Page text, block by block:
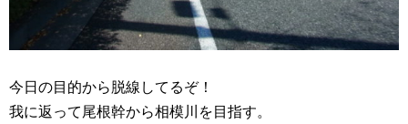
今日の目的から脱線してるぞ！
我に返って尾根幹から相模川を目指す。